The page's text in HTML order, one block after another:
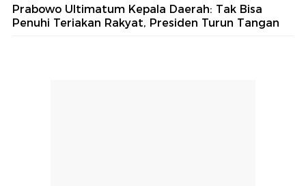
Prabowo Ultimatum Kepala Daerah: Tak Bisa
Penuhi Teriakan Rakyat, Presiden Turun Tangan